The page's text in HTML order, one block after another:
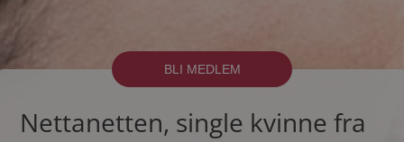
BLI MEDLEM
Nettanetten, single kvinne fra